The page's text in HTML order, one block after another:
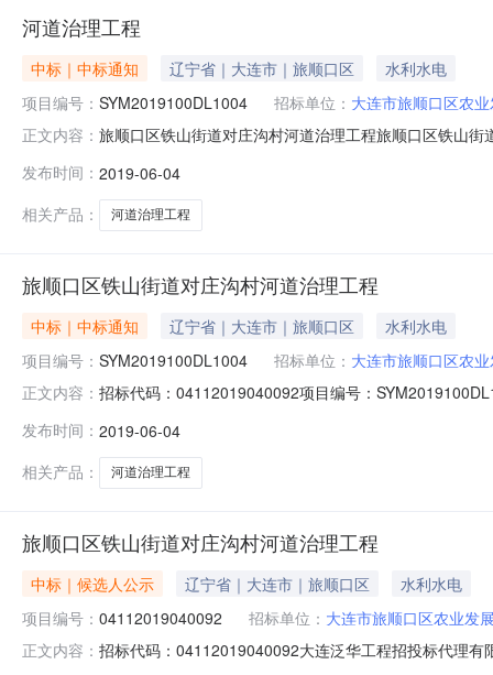
河道治理工程
中标｜中标通知 辽宁省｜大连市｜旅顺口区
水利水电
项目编号： SYM2019100DL1004 招标单位： 大连市旅顺口区农
正文内容： 旅顺口区铁山街道对庄沟村河道治理工程旅顺口区铁山
街道对庄沟村项目所在区域：大连市·大连市建筑面积：
庄沟村河道治
发布时间： 2019-06-04
相关产品：
河道治理工程
旅顺口区铁山街道对庄沟村河道治理工程
中标｜中标通知 辽宁省｜大连市｜旅顺口区
水利水电
项目编号： SYM2019100DL1004 招标单位： 大连市旅顺口区农
正文内容： 招标代码：04112019040092项目编号：
SYM2019100DL1004001001旅顺口区铁山街道对庄沟
发布时间： 2019-06-04
相关产品：
河道治理工程
旅顺口区铁山街道对庄沟村河道治理工程
中标｜候选人公示 辽宁省｜大连市｜旅顺口区
水利水电
项目编号： 04112019040092 招标单位： 大连市旅顺口区农业发
正文内容： 招标代码：04112019040092大连泛华工程招投标代理